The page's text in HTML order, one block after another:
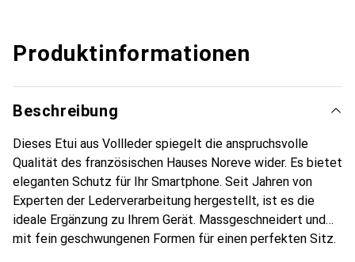
Produktinformationen
Beschreibung
Dieses Etui aus Vollleder spiegelt die anspruchsvolle
Qualität des französischen Hauses Noreve wider. Es bietet
eleganten Schutz für Ihr Smartphone. Seit Jahren von
Experten der Lederverarbeitung hergestellt, ist es die
ideale Ergänzung zu Ihrem Gerät. Massgeschneidert und
mit fein geschwungenen Formen für einen perfekten Sitz.